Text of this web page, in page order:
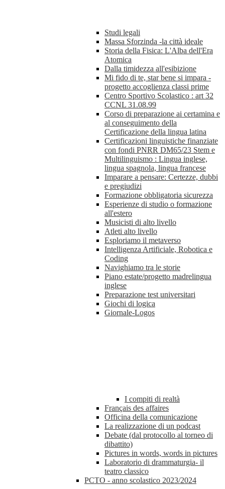
Studi legali
Massa Sforzinda -la città ideale
Storia della Fisica: L'Alba dell'Era
Atomica
Dalla timidezza all'esibizione
Mi fido di te, star bene si impara -
progetto accoglienza classi prime
Centro Sportivo Scolastico : art 32
CCNL 31.08.99
Corso di preparazione ai certamina e
al conseguimento della
Certificazione della lingua latina
Certificazioni linguistiche finanziate
con fondi PNRR DM65/23 Stem e
Multilinguismo : Lingua inglese,
lingua spagnola, lingua francese
Imparare a pensare: Certezze, dubbi
e pregiudizi
Formazione obbligatoria sicurezza
Esperienze di studio o formazione
all'estero
Musicisti di alto livello
Atleti alto livello
Esploriamo il metaverso
Intelligenza Artificiale, Robotica e
Coding
Navighiamo tra le storie
Piano estate/progetto madrelingua
inglese
Preparazione test universitari
Giochi di logica
Giornale-Logos
I compiti di realtà
Français des affaires
Officina della comunicazione
La realizzazione di un podcast
Debate (dal protocollo al torneo di
dibattito)
Pictures in words, words in pictures
Laboratorio di drammaturgia- il
teatro classico
PCTO - anno scolastico 2023/2024